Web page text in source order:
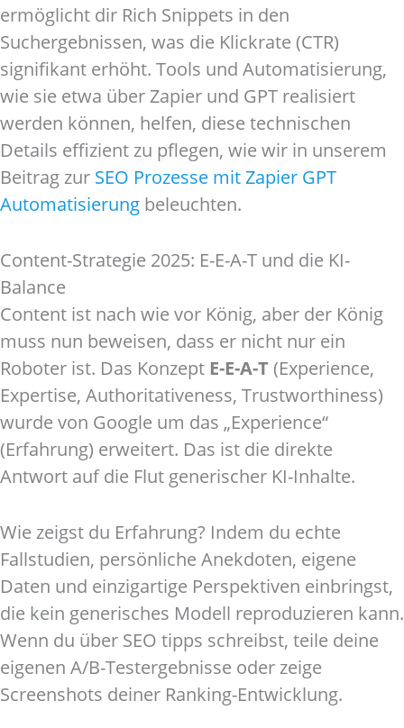
ermöglicht dir Rich Snippets in den
Suchergebnissen, was die Klickrate (CTR)
signifikant erhöht. Tools und Automatisierung,
wie sie etwa über Zapier und GPT realisiert
werden können, helfen, diese technischen
Details effizient zu pflegen, wie wir in unserem
Beitrag zur SEO Prozesse mit Zapier GPT
Automatisierung beleuchten.
Content-Strategie 2025: E-E-A-T und die KI-
Balance
Content ist nach wie vor König, aber der König
muss nun beweisen, dass er nicht nur ein
Roboter ist. Das Konzept E-E-A-T (Experience,
Expertise, Authoritativeness, Trustworthiness)
wurde von Google um das „Experience“
(Erfahrung) erweitert. Das ist die direkte
Antwort auf die Flut generischer KI-Inhalte.
Wie zeigst du Erfahrung? Indem du echte
Fallstudien, persönliche Anekdoten, eigene
Daten und einzigartige Perspektiven einbringst,
die kein generisches Modell reproduzieren kann.
Wenn du über SEO tipps schreibst, teile deine
eigenen A/B-Testergebnisse oder zeige
Screenshots deiner Ranking-Entwicklung.